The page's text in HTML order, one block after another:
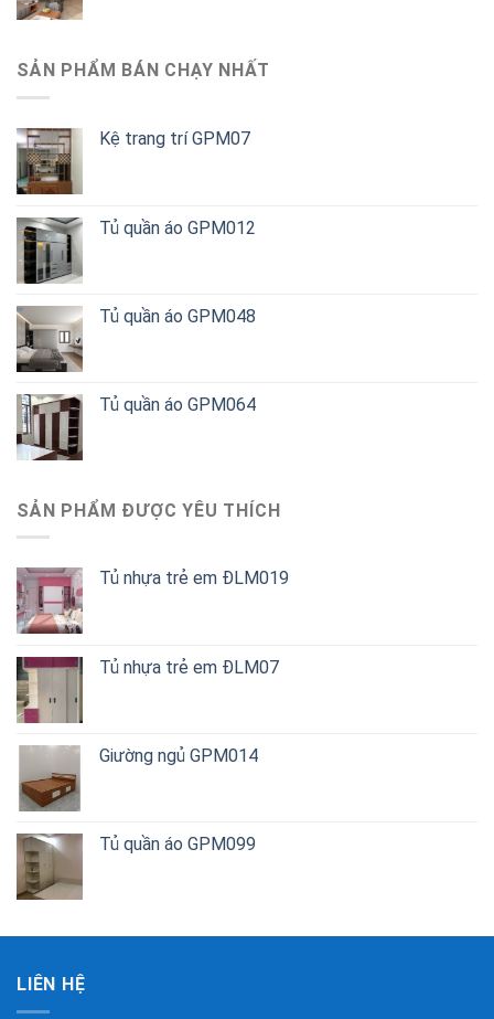
SẢN PHẨM BÁN CHẠY NHẤT
Kệ trang trí GPM07
Tủ quần áo GPM012
Tủ quần áo GPM048
Tủ quần áo GPM064
SẢN PHẨM ĐƯỢC YÊU THÍCH
Tủ nhựa trẻ em ĐLM019
Tủ nhựa trẻ em ĐLM07
Giường ngủ GPM014
Tủ quần áo GPM099
LIÊN HỆ